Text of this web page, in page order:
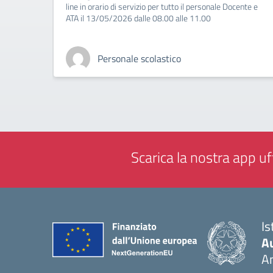
line in orario di servizio per tutto il personale Docente e
ATA il 13/05/2026 dalle 08.00 alle 11.00
Personale scolastico
Scarica la nostra app